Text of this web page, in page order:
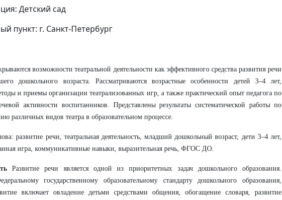
Детский сад
пункт: г. Санкт-Петербург
возможности театральной деятельности как эффективного средства развития речи
дошкольного возраста. Рассматриваются возрастные особенности детей 3–4 лет,
и приемы организации театрализованных игр, а также практический опыт педагога по
активности воспитанников. Представлены результаты систематической работы по
различных видов театра в образовательном процессе.
развитие речи, театральная деятельность, младший дошкольный возраст, дети 3–4 лет,
игра, коммуникативные навыки, выразительная речь, ФГОС ДО.
Развитие речи является одной из приоритетных задач дошкольного образования.
государственному образовательному стандарту дошкольного образования,
включает овладение детьми средствами общения, обогащение словаря, развитие